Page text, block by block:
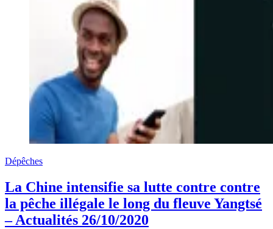
Dépêches
La Chine intensifie sa lutte contre contre
la pêche illégale le long du fleuve Yangtsé
– Actualités 26/10/2020